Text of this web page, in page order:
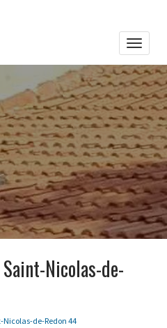
Toggle
Nicolas-de-
de-Redon 44